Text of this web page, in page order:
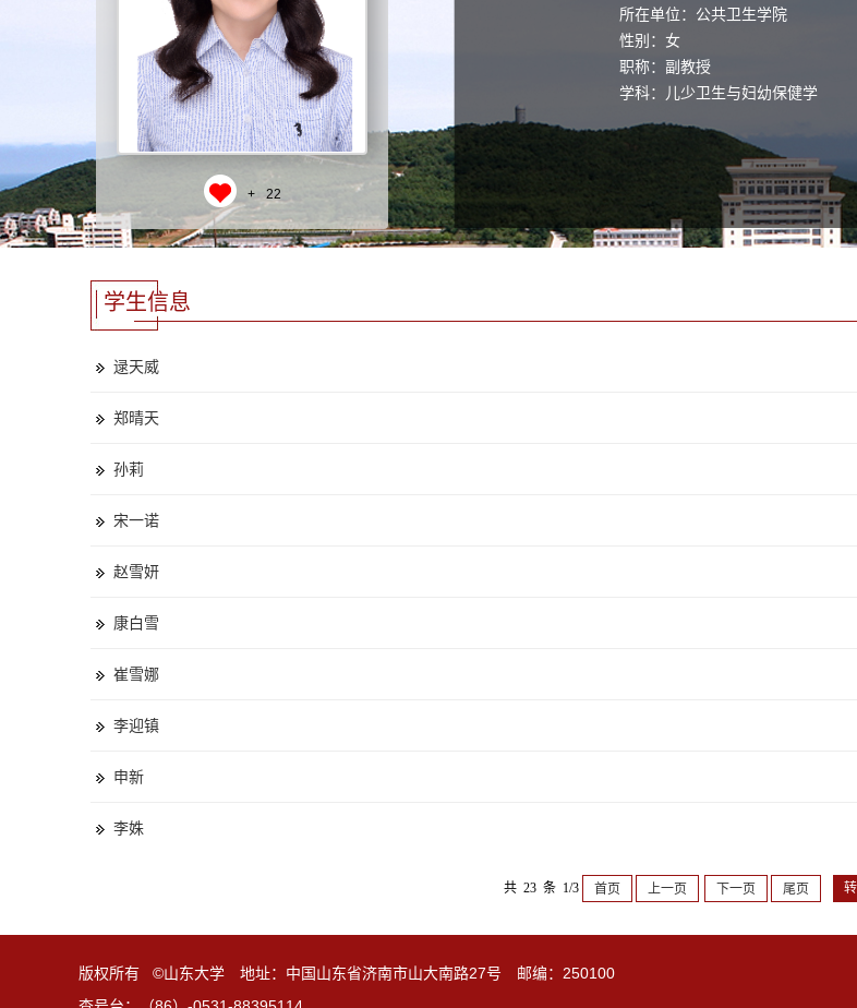
+ 22
所在单位：公共卫生学院
性别：女
职称：副教授
学科：儿少卫生与妇幼保健学
学生信息
逯天威
郑晴天
孙莉
宋一诺
赵雪妍
康白雪
崔雪娜
李迎镇
申新
李姝
共 23 条 1/3 首页 上一页 下一页 尾页
版权所有 ©山东大学 地址：中国山东省济南市山大南路27号 邮编：250100